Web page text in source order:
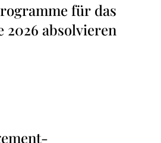
für das
2026 absolvieren